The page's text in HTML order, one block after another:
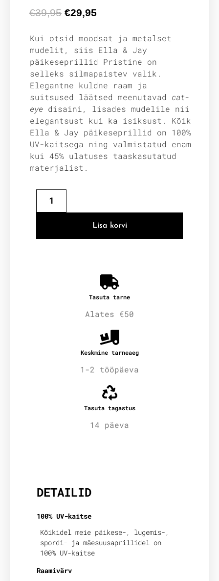
€39,95 €29,95
Kui otsid moodsat ja metalset
mudelit, siis Ella & Jay
päikeseprillid Pristine on
selleks silmapaistev valik.
Elegantne kuldne raam ja
suitsused läätsed meenutavad cat-
eye disaini, lisades mudelile nii
elegantsust kui ka isiksust. Kõik
Ella & Jay päikeseprillid on 100%
UV-kaitsega ning valmistatud enam
kui 45% ulatuses taaskasutatud
materjalist.
Lisa korvi
Tasuta tarne
Alates €50
Keskmine tarneaeg
1-2 tööpäeva
Tasuta tagastus
14 päeva
DETAILID
100% UV-kaitse
Kõikidel meie päikese-, lugemis-,
spordi- ja mäesuusaprillidel on
100% UV-kaitse
Raamivärv